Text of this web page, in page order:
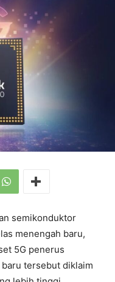
semikonduktor
menengah baru,
5G penerus
tersebut diklaim